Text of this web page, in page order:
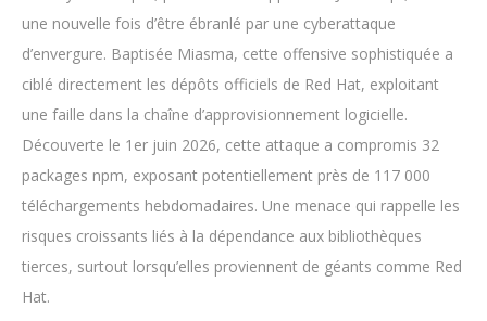
une nouvelle fois d’être ébranlé par une cyberattaque
d’envergure. Baptisée Miasma, cette offensive sophistiquée a
ciblé directement les dépôts officiels de Red Hat, exploitant
une faille dans la chaîne d’approvisionnement logicielle.
Découverte le 1er juin 2026, cette attaque a compromis 32
packages npm, exposant potentiellement près de 117 000
téléchargements hebdomadaires. Une menace qui rappelle les
risques croissants liés à la dépendance aux bibliothèques
tierces, surtout lorsqu’elles proviennent de géants comme Red
Hat.